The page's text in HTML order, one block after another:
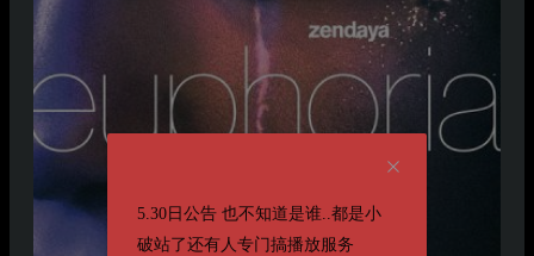
5.30日公告 也不知道是谁..都是小
破站了还有人专门搞播放服务